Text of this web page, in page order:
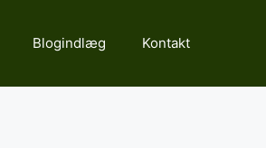
Blogindlæg Kontakt